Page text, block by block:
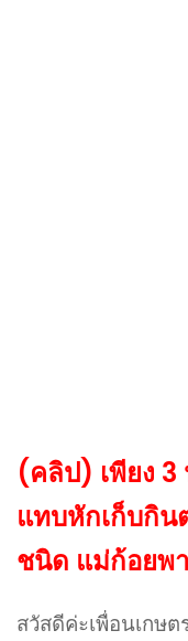
(คลิป) เพียง
แทบหักเก็บกิ
ชนิด แม่ก้อยพ
สวัสดีค่ะเพื่อนเกษ